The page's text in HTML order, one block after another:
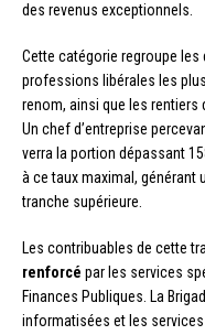
des revenus exceptionnels.
Cette catégorie regroupe
professions libérales les
renom, ainsi que les
Un chef d’entreprise
verra la portion dépassant
à ce taux maximal, générant
tranche supérieure.
Les contribuables de cette
renforcé par les services
Finances Publiques. La
informatisées et les